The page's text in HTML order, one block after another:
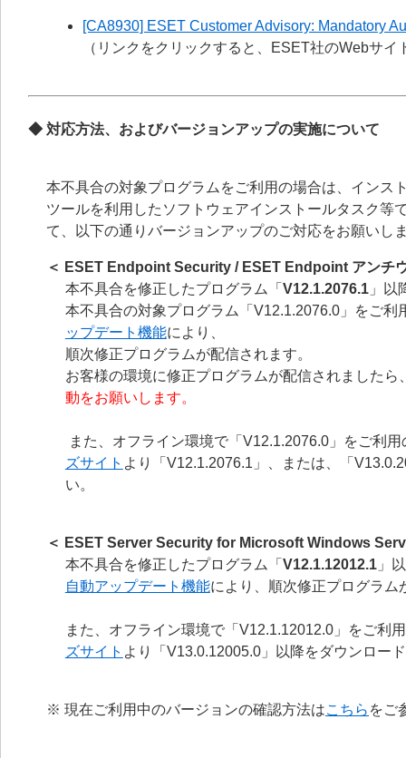
[CA8930] ESET Customer Advisory: Mandatory
（リンクをクリックすると、ESET社のWebサ
◆ 対応方法、およびバージョンアップの実施について
本不具合の対象プログラムをご利用の場合は、インス
ツールを利用したソフトウェアインストールタスク等
て、以下の通りバージョンアップのご対応をお願いし
＜ ESET Endpoint Security / ESET Endpoint アンチ
本不具合を修正したプログラム「 V12.1.2076.1」以
本不具合の対象プログラム「V12.1.2076.0」をご利
ップデート機能により、
順次修正プログラムが配信されます。
お客様の環境に修正プログラムが配信されました
動をお願いします。
また、オフライン環境で「V12.1.2076.0」をご利
ズサイト より「V12.1.2076.1」、または、「
い。
＜ ESET Server Security for Microsoft Windows
本不具合を修正したプログラム「 V12.1.12012.1」
自動アップデート機能により、順次修正プログラム
また、オフライン環境で「V12.1.12012.0」をご利
ズサイト より「V13.0.12005.0」以降をダウンロー
※ 現在ご利用中のバージョンの確認方法はこちら をご